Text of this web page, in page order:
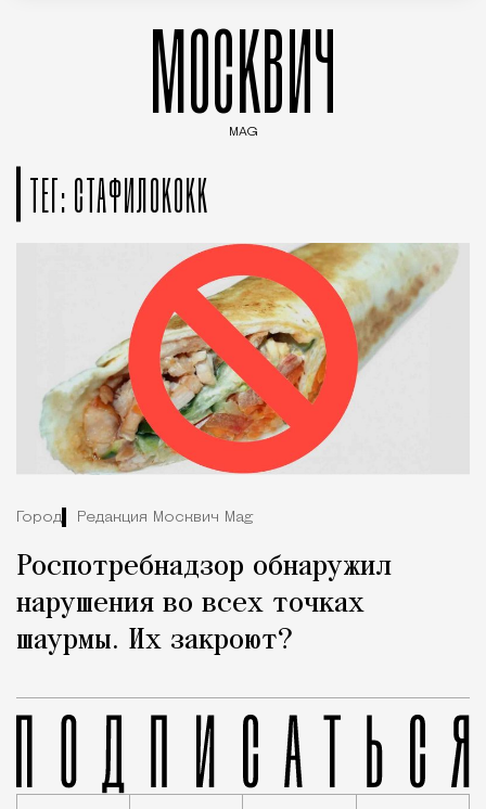
МОСКВИЧ
MAG
ТЕГ: СТАФИЛОКОКК
Город Редакция Москвич Mag
Роспотребнадзор обнаружил
нарушения во всех точках
шаурмы. Их закроют?